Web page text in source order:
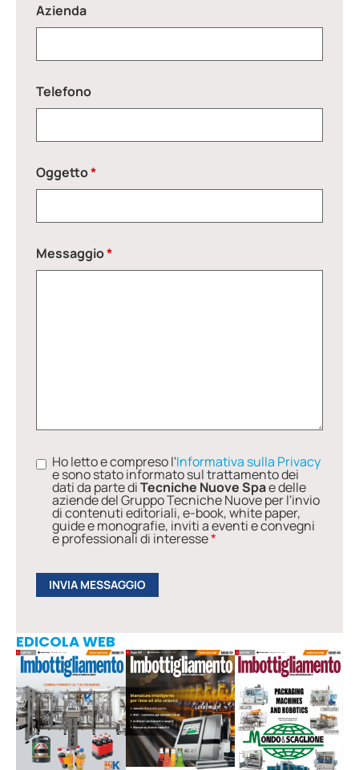
Azienda
Telefono
Oggetto*
Messaggio*
Ho letto e compreso l'Informativa sulla Privacy
e sono stato informato sul trattamento dei
dati da parte diTecniche Nuove Spae delle
aziende del Gruppo Tecniche Nuove per l'invio
di contenuti editoriali, e-book, white paper,
guide e monografie, inviti a eventi e convegni
e professionali di interesse*
EDICOLA WEB